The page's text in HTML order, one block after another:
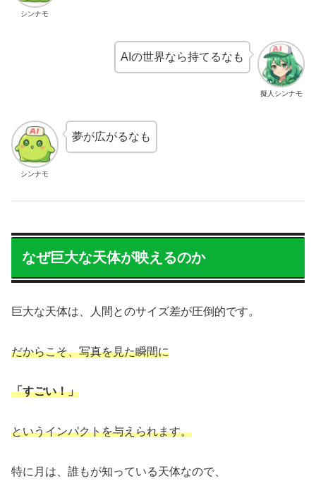
シンナモ
擬人シンナモ
AIの世界なら持てるなも
シンナモ
夢が広がるなも
なぜ巨大な天体が映えるのか
巨大な天体は、人間とのサイズ差が圧倒的です。
だからこそ、写真を見た瞬間に
「すごい！」
というインパクトを与えられます。
特に月は、誰もが知っている天体なので、